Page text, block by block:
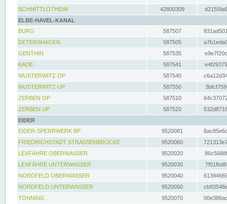
SCHMITTLOTHEIM
42800309
ELBE-HAVEL-KANAL
BURG
587507
DETERSHAGEN
587505
GENTHIN
587535
KADE
587541
WUSTERWITZ OP
587540
WUSTERWITZ UP
587550
ZERBEN OP
587510
ZERBEN UP
587520
EIDER
EIDER-SPERRWERK BP
9520081
FRIEDRICHSTADT STRASSENBRÜCKE
9520060
LEXFÄHRE OBERWASSER
9520020
LEXFÄHRE UNTERWASSER
9520030
NORDFELD OBERWASSER
9520040
NORDFELD UNTERWASSER
9520050
TÖNNING
9520070